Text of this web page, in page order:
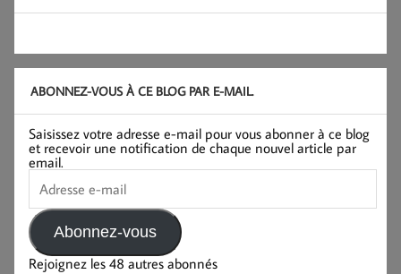
ABONNEZ-VOUS À CE BLOG PAR E-MAIL.
Saisissez votre adresse e-mail pour vous abonner à ce blog
et recevoir une notification de chaque nouvel article par
email.
Adresse
e-
mail
Abonnez-vous
Rejoignez les 48 autres abonnés